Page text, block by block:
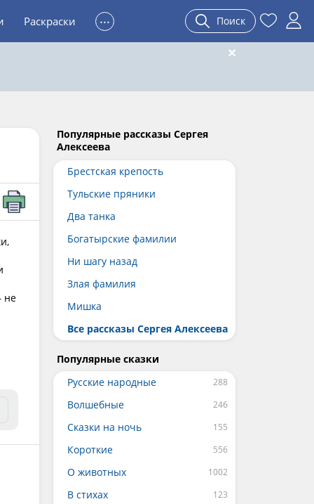
Раскраски ... Поиск
не
Популярные рассказы Сергея
Алексеева
Брестская крепость
Тульские пряники
Два танка
Богатырские фамилии
Ни шагу назад
Злая фамилия
Мишка
Все рассказы Сергея Алексеева
Популярные сказки
Русские народные
Волшебные
Сказки на ночь
Короткие
О животных
В стихах